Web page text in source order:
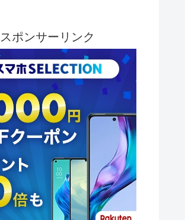
スポンサーリンク